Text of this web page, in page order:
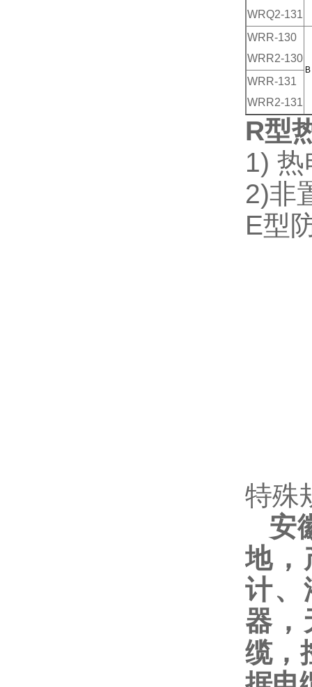
WRQ2-131
WRR-130
WRR2-130
B
WRR-131
WRR2-131
R型
1)
2)非
E型
特殊
安
地，
计、
器，
缆，